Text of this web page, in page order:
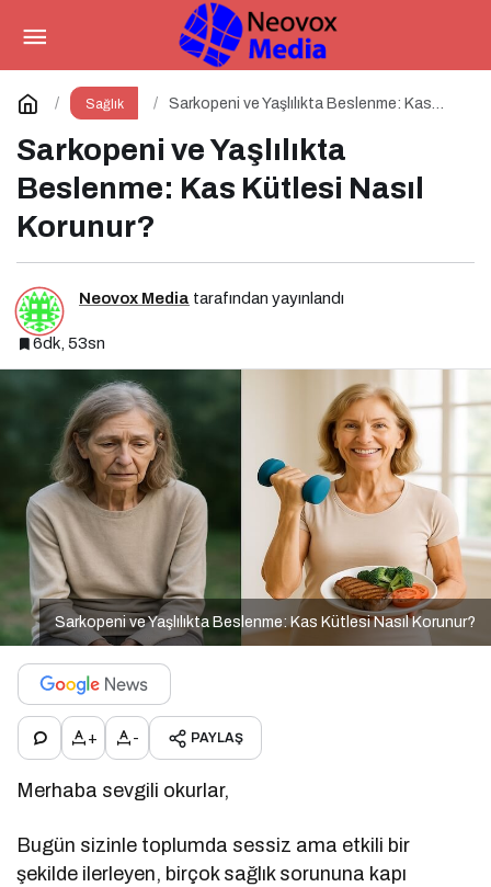
Sağlık
Sarkopeni ve Yaşlılıkta Beslenme: Kas
Sarkopeni ve Yaşlılıkta
Beslenme: Kas Kütlesi Nasıl
Korunur?
Neovox Media tarafından yayınlandı
6dk, 53sn
Sarkopeni ve Yaşlılıkta Beslenme: Kas Kütlesi Nasıl Korunur?
+ - PAYLAŞ
Merhaba sevgili okurlar,
Bugün sizinle toplumda sessiz ama etkili bir
şekilde ilerleyen, birçok sağlık sorununa kapı
Zayıflama İğneleri: Mucize mi,
Bilimsel Bir Araç mı?
Yorum Yap